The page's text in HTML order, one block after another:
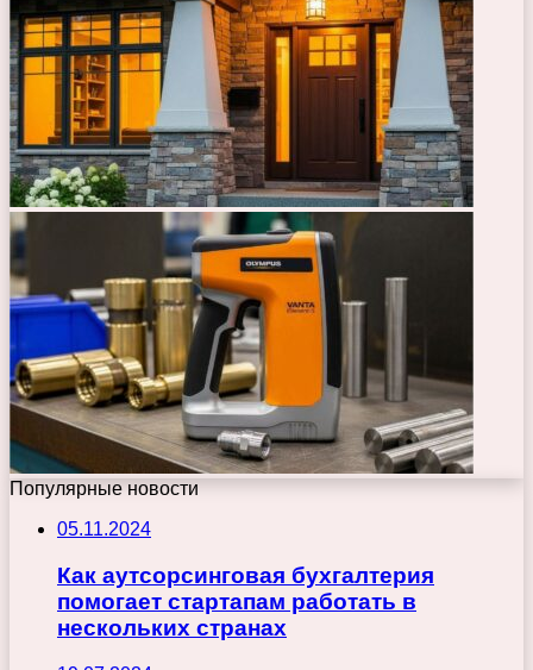
Популярные новости
05.11.2024
Как аутсорсинговая бухгалтерия
помогает стартапам работать в
нескольких странах